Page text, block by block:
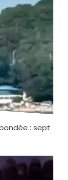
: sept